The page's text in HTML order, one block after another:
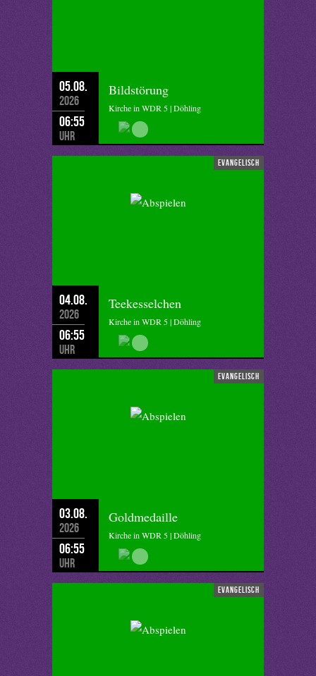
05.08.
2026
06:55
Uhr
Bildstörung
Kirche in WDR 5 | Döhling
evangelisch
04.08.
2026
06:55
Uhr
Teekesselchen
Kirche in WDR 5 | Döhling
evangelisch
03.08.
2026
06:55
Uhr
Goldmedaille
Kirche in WDR 5 | Döhling
evangelisch